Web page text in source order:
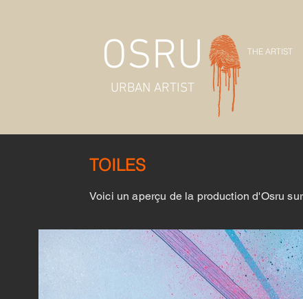
OSRU
URBAN ARTIST
THE ARTIST
TOILES
Voici un aperçu de la production d'Osru